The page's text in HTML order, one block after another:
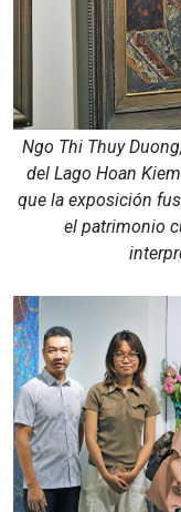
Ngo Thi Thuy
del Lago Hoan
que la exposición
el patrimonio